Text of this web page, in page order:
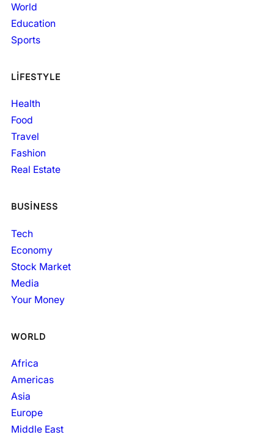
World
Education
Sports
LIFESTYLE
Health
Food
Travel
Fashion
Real Estate
BUSINESS
Tech
Economy
Stock Market
Media
Your Money
WORLD
Africa
Americas
Asia
Europe
Middle East